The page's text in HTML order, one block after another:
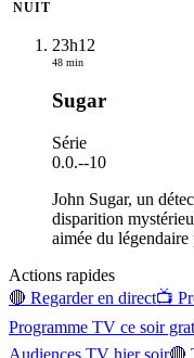
NUIT
23h12
48 min
Sugar
Série
0.0.--10
John Sugar, un
disparition
aimée du
Actions rapides
🔴 Regarder en direct📺
Programme TV ce soir
Audiences TV hier soir🔴